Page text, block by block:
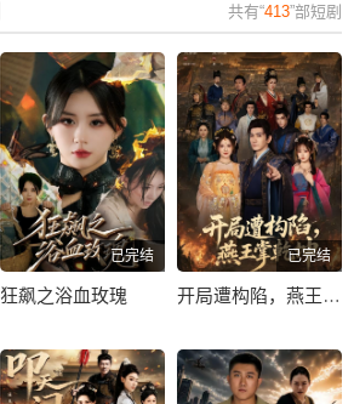
共有“413”部短剧
已完结
狂飙之浴血玫瑰
已完结
开局遭构陷，燕王掌乾坤